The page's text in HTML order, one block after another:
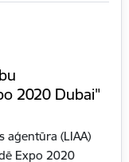
2020 Dubai"
aģentūra (LIAA)
Expo 2020